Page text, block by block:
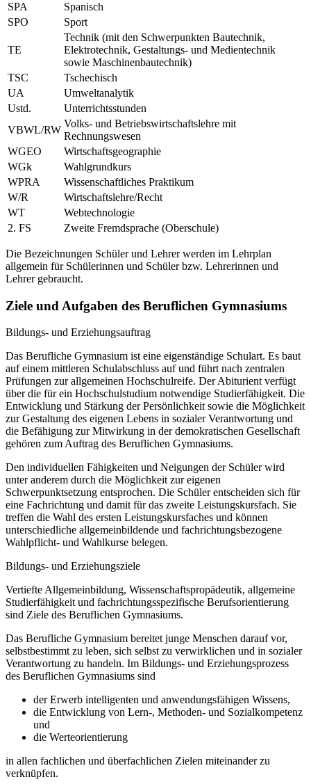
SPA
Spanisch
SPO
Sport
TE
Technik (mit den Schwerpunkten Bautechnik,
Elektrotechnik, Gestaltungs- und Medientechnik
sowie Maschinenbautechnik)
TSC
Tschechisch
UA
Umweltanalytik
Ustd.
Unterrichtsstunden
VBWL/RW
Volks- und Betriebswirtschaftslehre mit
Rechnungswesen
WGEO
Wirtschaftsgeographie
WGk
Wahlgrundkurs
WPRA
Wissenschaftliches Praktikum
W/R
Wirtschaftslehre/Recht
WT
Webtechnologie
2. FS
Zweite Fremdsprache (Oberschule)
Die Bezeichnungen Schüler und Lehrer werden im Lehrplan
allgemein für Schülerinnen und Schüler bzw. Lehrerinnen und
Lehrer gebraucht.
Ziele und Aufgaben des Beruflichen Gymnasiums
Bildungs- und Erziehungsauftrag
Das Berufliche Gymnasium ist eine eigenständige Schulart. Es baut
auf einem mittleren Schulabschluss auf und führt nach zentralen
Prüfungen zur allgemeinen Hochschulreife. Der Abiturient verfügt
über die für ein Hochschulstudium notwendige Studierfähigkeit. Die
Entwicklung und Stärkung der Persönlichkeit sowie die Möglichkeit
zur Gestaltung des eigenen Lebens in sozialer Verantwortung und
die Befähigung zur Mitwirkung in der demokratischen Gesellschaft
gehören zum Auftrag des Beruflichen Gymnasiums.
Den individuellen Fähigkeiten und Neigungen der Schüler wird
unter anderem durch die Möglichkeit zur eigenen
Schwerpunktsetzung entsprochen. Die Schüler entscheiden sich für
eine Fachrichtung und damit für das zweite Leistungskursfach. Sie
treffen die Wahl des ersten Leistungskursfaches und können
unterschiedliche allgemeinbildende und fachrichtungsbezogene
Wahlpflicht- und Wahlkurse belegen.
Bildungs- und Erziehungsziele
Vertiefte Allgemeinbildung, Wissenschaftspropädeutik, allgemeine
Studierfähigkeit und fachrichtungsspezifische Berufsorientierung
sind Ziele des Beruflichen Gymnasiums.
Das Berufliche Gymnasium bereitet junge Menschen darauf vor,
selbstbestimmt zu leben, sich selbst zu verwirklichen und in sozialer
Verantwortung zu handeln. Im Bildungs- und Erziehungsprozess
des Beruflichen Gymnasiums sind
der Erwerb intelligenten und anwendungsfähigen Wissens,
die Entwicklung von Lern-, Methoden- und Sozialkompetenz
und
die Werteorientierung
in allen fachlichen und überfachlichen Zielen miteinander zu
verknüpfen.